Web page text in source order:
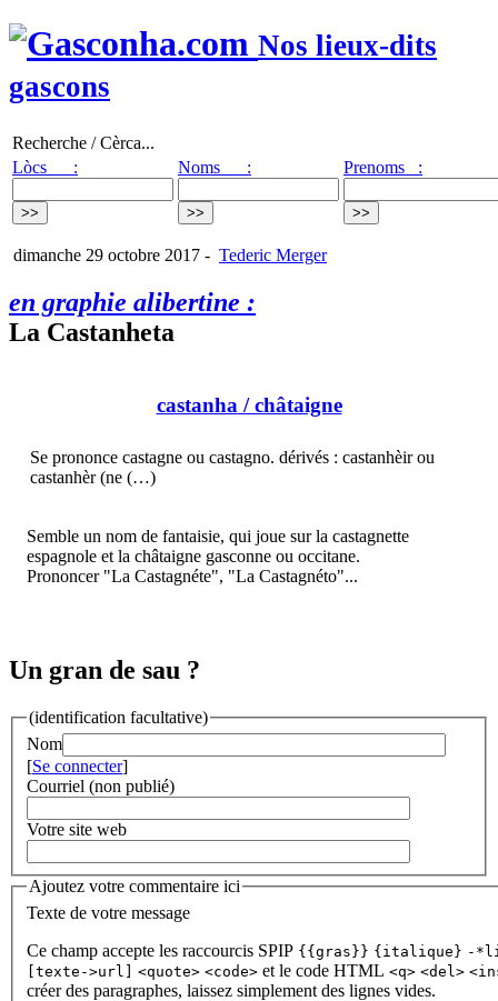
Nos lieux-dits
gascons
Recherche / Cèrca...
Lòcs :
Noms : Prenoms :
dimanche 29 octobre 2017 - Tederic Merger
en graphie alibertine :
La Castanheta
castanha/ châtaigne
Se prononce castagne ou castagno. dérivés : castanhèir ou
castanhèr (ne (…)
Semble un nom de fantaisie, qui joue sur la castagnette
espagnole et la châtaigne gasconne ou occitane.
Prononcer "La Castagnéte", "La Castagnéto"...
Un gran de sau ?
(identification facultative)
Nom
[Se connecter]
Courriel (non publié)
Votre site web
Ajoutez votre commentaire ici
Texte de votre message
Ce champ accepte les raccourcis SPIP {{gras}} {italique} -
[texte->url] <quote> <code> et le code HTML <q> <del>
créer des paragraphes, laissez simplement des lignes vides.